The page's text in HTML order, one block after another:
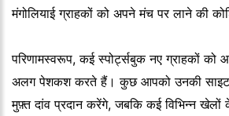
मंगोलियाई ग्राहकों को अपने मंच पर लाने की
परिणामस्वरूप, कई स्पोर्ट्सबुक नए ग्राहकों
अलग पेशकश करते हैं। कुछ आपको उनकी साइट
मुफ़्त दांव प्रदान करेंगे, जबकि कई विभिन्न खेलों